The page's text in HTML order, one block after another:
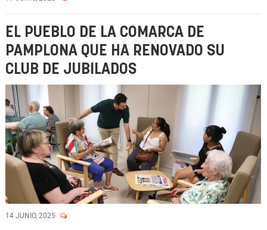
EL PUEBLO DE LA COMARCA DE
PAMPLONA QUE HA RENOVADO SU
CLUB DE JUBILADOS
14 JUNIO, 2025